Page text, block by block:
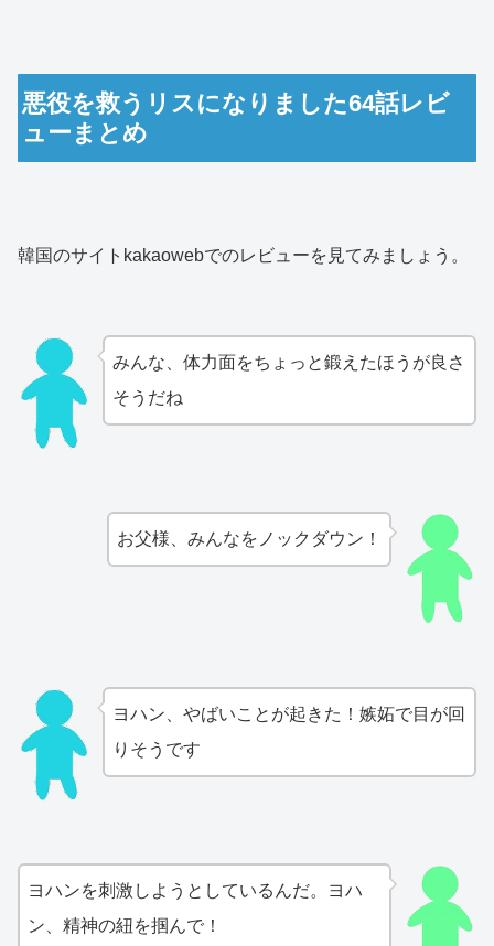
悪役を救うリスになりました64話レビ
ューまとめ
韓国のサイトkakaowebでのレビューを見てみましょう。
みんな、体力面をちょっと鍛えたほうが良さ
そうだね
お父様、みんなをノックダウン！
ヨハン、やばいことが起きた！嫉妬で目が回
りそうです
ヨハンを刺激しようとしているんだ。ヨハ
ン、精神の紐を掴んで！